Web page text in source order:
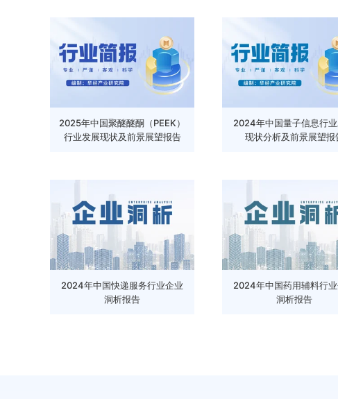
2025年中国聚醚醚酮（PEEK）
行业发展现状及前景展望报告
2024年中国量子信息行
现状分析及前景展望报
2024年中国快递服务行业企业
洞析报告
2024年中国药用辅料行
洞析报告